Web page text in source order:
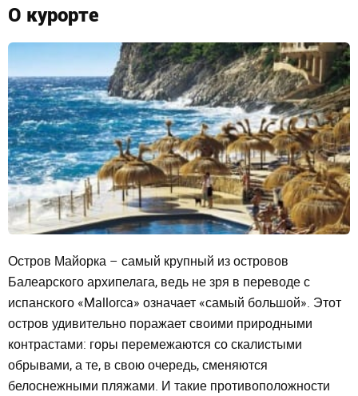
О курорте
Остров Майорка – самый крупный из островов
Балеарского архипелага, ведь не зря в переводе с
испанского «Mallorca» означает «самый большой». Этот
остров удивительно поражает своими природными
контрастами: горы перемежаются со скалистыми
обрывами, а те, в свою очередь, сменяются
белоснежными пляжами. И такие противоположности